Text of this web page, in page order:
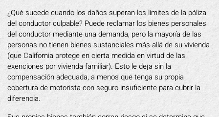
¿Qué sucede cuando los daños superan los límites de la póliza
del conductor culpable? Puede reclamar los bienes personales
del conductor mediante una demanda, pero la mayoría de las
personas no tienen bienes sustanciales más allá de su vivienda
(que California protege en cierta medida en virtud de las
exenciones por vivienda familiar). Esto le deja sin la
compensación adecuada, a menos que tenga su propia
cobertura de motorista con seguro insuficiente para cubrir la
diferencia.